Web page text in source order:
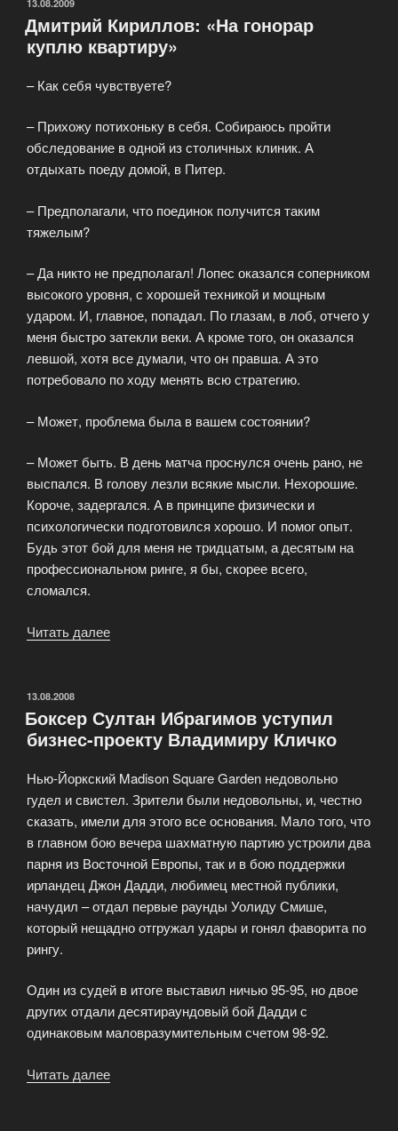
за
поясом
мира»
ОПУБЛИКОВАНО
13.08.2009
Дмитрий Кириллов: «На гонорар
куплю квартиру»
– Как себя чувствуете?
– Прихожу потихоньку в себя. Собираюсь пройти
обследование в одной из столичных клиник. А
отдыхать поеду домой, в Питер.
– Предполагали, что поединок получится таким
тяжелым?
– Да никто не предполагал! Лопес оказался соперником
высокого уровня, с хорошей техникой и мощным
ударом. И, главное, попадал. По глазам, в лоб, отчего у
меня быстро затекли веки. А кроме того, он оказался
левшой, хотя все думали, что он правша. А это
потребовало по ходу менять всю стратегию.
– Может, проблема была в вашем состоянии?
– Может быть. В день матча проснулся очень рано, не
выспался. В голову лезли всякие мысли. Нехорошие.
Короче, задергался. А в принципе физически и
психологически подготовился хорошо. И помог опыт.
Будь этот бой для меня не тридцатым, а десятым на
профессиональном ринге, я бы, скорее всего,
сломался.
Читать далее
куплю
квартиру»»
ОПУБЛИКОВАНО
13.08.2008
Боксер Султан Ибрагимов уступил
бизнес-проекту Владимиру Кличко
Нью-Йоркский Madison Square Garden недовольно
гудел и свистел. Зрители были недовольны, и, честно
сказать, имели для этого все основания. Мало того, что
в главном бою вечера шахматную партию устроили два
парня из Восточной Европы, так и в бою поддержки
ирландец Джон Дадди, любимец местной публики,
начудил – отдал первые раунды Уолиду Смише,
который нещадно отгружал удары и гонял фаворита по
рингу.
Один из судей в итоге выставил ничью 95-95, но двое
других отдали десятираундовый бой Дадди с
одинаковым маловразумительным счетом 98-92.
Читать далее